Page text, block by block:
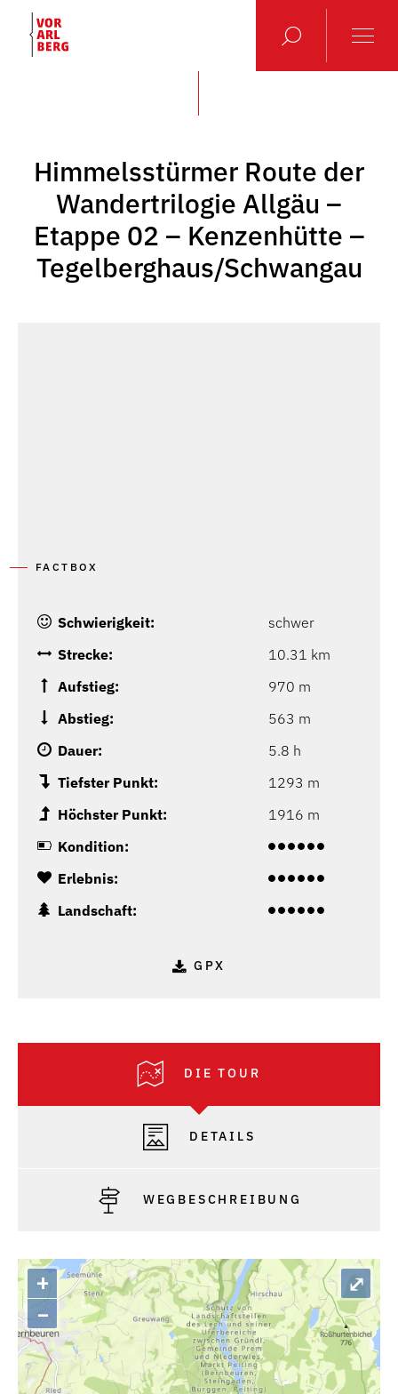
Himmelsstürmer Route der
Wandertrilogie Allgäu –
Etappe 02 – Kenzenhütte –
Tegelberghaus/Schwangau
FACTBOX
Schwierigkeit:
schwer
Strecke:
10.31 km
Aufstieg:
970 m
Abstieg:
563 m
Dauer:
5.8 h
Tiefster Punkt:
1293 m
Höchster Punkt:
1916 m
Kondition:
Erlebnis:
Landschaft:
GPX
DIE TOUR
DETAILS
WEGBESCHREIBUNG
+
–
⤢